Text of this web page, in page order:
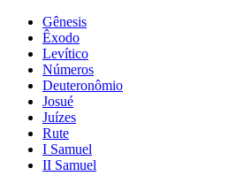
Gênesis
Êxodo
Levítico
Números
Deuteronômio
Josué
Juízes
Rute
I Samuel
II Samuel